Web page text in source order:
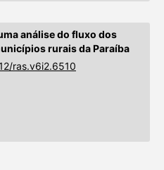
análise do fluxo dos
rurais da Paraíba
ras.v6i2.6510